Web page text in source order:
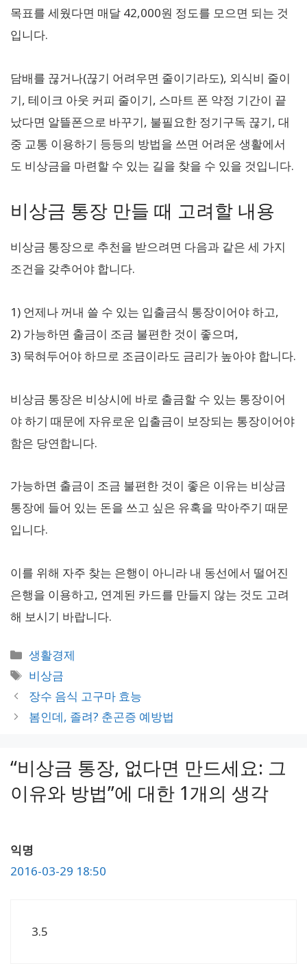
목표를 세웠다면 매달 42,000원 정도를 모으면 되는 것
입니다.
담배를 끊거나(끊기 어려우면 줄이기라도), 외식비 줄이
기, 테이크 아웃 커피 줄이기, 스마트 폰 약정 기간이 끝
났다면 알뜰폰으로 바꾸기, 불필요한 정기구독 끊기, 대
중 교통 이용하기 등등의 방법을 쓰면 어려운 생활에서
도 비상금을 마련할 수 있는 길을 찾을 수 있을 것입니다.
비상금 통장 만들 때 고려할 내용
비상금 통장으로 추천을 받으려면 다음과 같은 세 가지
조건을 갖추어야 합니다.
1) 언제나 꺼내 쓸 수 있는 입출금식 통장이어야 하고,
2) 가능하면 출금이 조금 불편한 것이 좋으며,
3) 묵혀두어야 하므로 조금이라도 금리가 높아야 합니다.
비상금 통장은 비상시에 바로 출금할 수 있는 통장이어
야 하기 때문에 자유로운 입출금이 보장되는 통장이어야
함은 당연합니다.
가능하면 출금이 조금 불편한 것이 좋은 이유는 비상금
통장에 들어 있는 돈을 쓰고 싶은 유혹을 막아주기 때문
입니다.
이를 위해 자주 찾는 은행이 아니라 내 동선에서 떨어진
은행을 이용하고, 연계된 카드를 만들지 않는 것도 고려
해 보시기 바랍니다.
카
테
고
리
생활경제
태
그
비상금
장수 음식 고구마 효능
봄인데, 졸려? 춘곤증 예방법
“비상금 통장, 없다면 만드세요: 그
이유와 방법”에 대한 1개의 생각
익명
2016-03-29 18:50
3.5